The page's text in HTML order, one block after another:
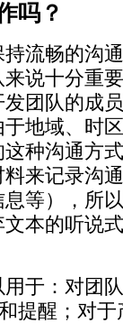
吗？
流畅的沟
说十分重
团队的成
地域、时
种沟通方
来记录沟
等），所
本的听说
于：对团
提醒；对